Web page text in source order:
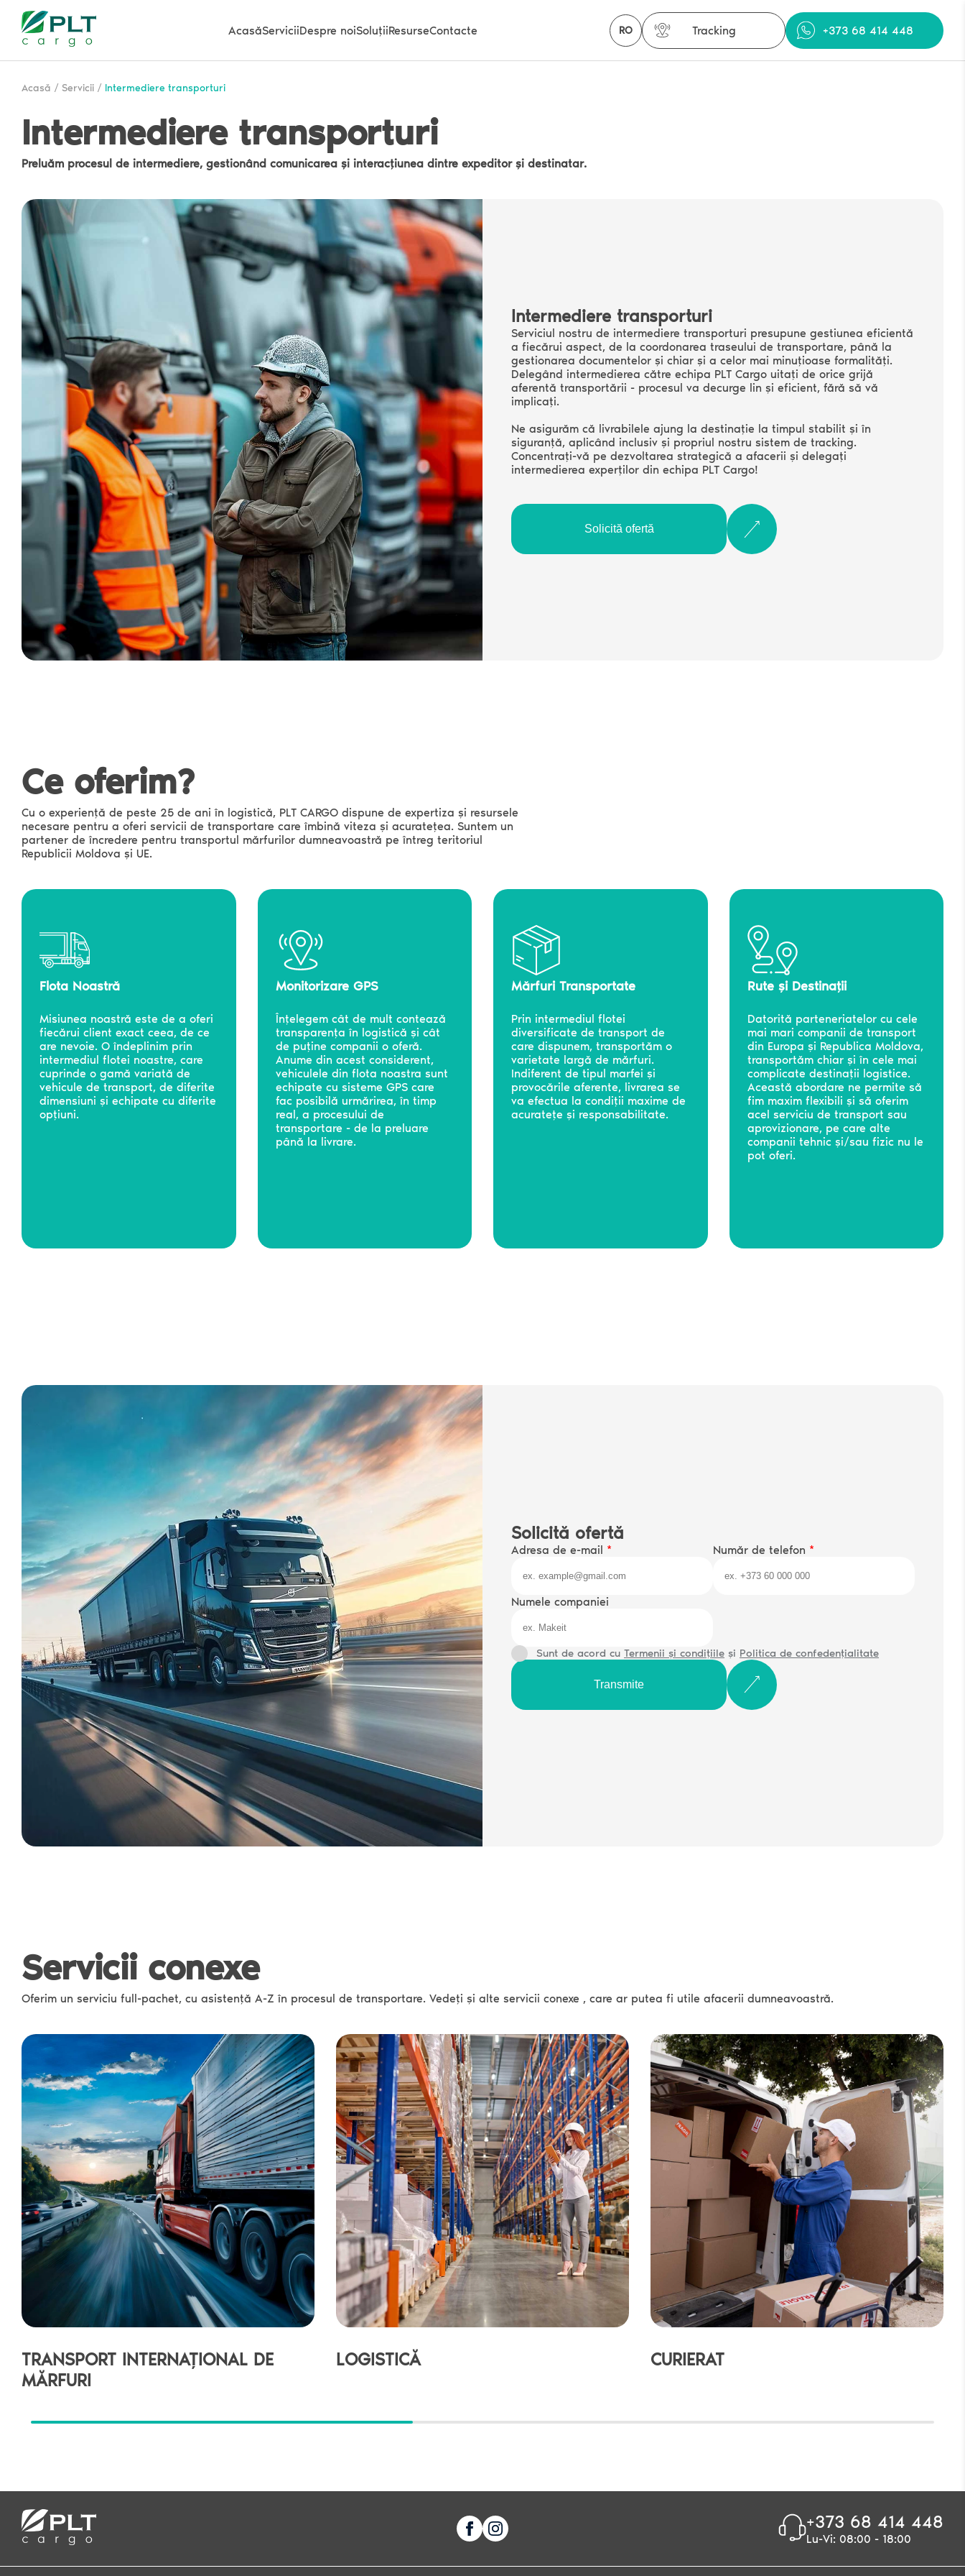
AcasăServiciiDespre noiSoluțiiResurseContacte RO Tracking +373 68 414 448
Acasă / Servicii / Intermediere transporturi
Intermediere transporturi
Preluăm procesul de intermediere, gestionând comunicarea și interacțiunea dintre expeditor și destinatar.
Intermediere transporturi
Serviciul nostru de intermediere transporturi presupune gestiunea eficientă
a fiecărui aspect, de la coordonarea traseului de transportare, până la
gestionarea documentelor și chiar și a celor mai minuțioase formalități.
Delegând intermedierea către echipa PLT Cargo uitați de orice grijă
aferentă transportării - procesul va decurge lin și eficient, fără să vă
implicați.
Ne asigurăm că livrabilele ajung la destinație la timpul stabilit și în
siguranță, aplicând inclusiv și propriul nostru sistem de tracking.
Concentrați-vă pe dezvoltarea strategică a afacerii și delegați
intermedierea experților din echipa PLT Cargo!
Solicită ofertă
Ce oferim?
Cu o experiență de peste 25 de ani în logistică, PLT CARGO dispune de expertiza și resursele
necesare pentru a oferi servicii de transportare care îmbină viteza și acuratețea. Suntem un
partener de încredere pentru transportul mărfurilor dumneavoastră pe întreg teritoriul
Republicii Moldova și UE.
Flota Noastră
Misiunea noastră este de a oferi
fiecărui client exact ceea, de ce
are nevoie. O îndeplinim prin
intermediul flotei noastre, care
cuprinde o gamă variată de
vehicule de transport, de diferite
dimensiuni și echipate cu diferite
opțiuni.
Monitorizare GPS
Înțelegem cât de mult contează
transparența în logistică și cât
de puține companii o oferă.
Anume din acest considerent,
vehiculele din flota noastra sunt
echipate cu sisteme GPS care
fac posibilă urmărirea, în timp
real, a procesului de
transportare - de la preluare
până la livrare.
Mărfuri Transportate
Prin intermediul flotei
diversificate de transport de
care dispunem, transportăm o
varietate largă de mărfuri.
Indiferent de tipul marfei și
provocările aferente, livrarea se
va efectua la condiții maxime de
acuratețe și responsabilitate.
Rute și Destinații
Datorită parteneriatelor cu cele
mai mari companii de transport
din Europa și Republica Moldova,
transportăm chiar și în cele mai
complicate destinații logistice.
Această abordare ne permite să
fim maxim flexibili și să oferim
acel serviciu de transport sau
aprovizionare, pe care alte
companii tehnic și/sau fizic nu le
pot oferi.
Solicită ofertă
Adresa de e-mail * Număr de telefon *
Numele companiei
Sunt de acord cu Termenii și condițiile și Politica de confedențialitate
Transmite
Servicii conexe
Oferim un serviciu full-pachet, cu asistență A-Z în procesul de transportare. Vedeți și alte servicii conexe , care ar putea fi utile afacerii dumneavoastră.
TRANSPORT INTERNAȚIONAL DE
MĂRFURI
LOGISTICĂ CURIERAT
+373 68 414 448
Lu-Vi: 08:00 - 18:00
Solicită ofertă